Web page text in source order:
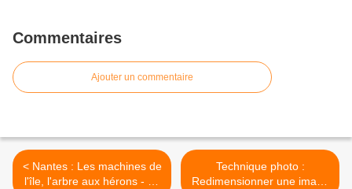
Commentaires
Ajouter un commentaire
< Nantes : Les machines de
l'île, l'arbre aux hérons - Le
Technique photo :
Redimensionner une image